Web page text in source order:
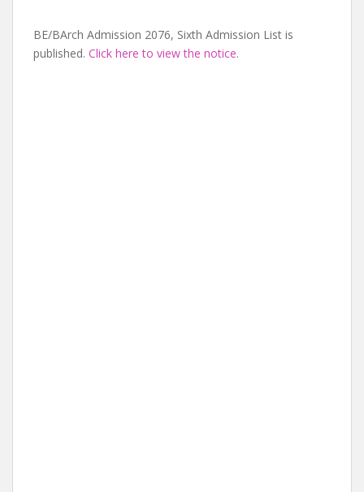
BE/BArch Admission 2076, Sixth Admission List is
published. Click here to view the notice.